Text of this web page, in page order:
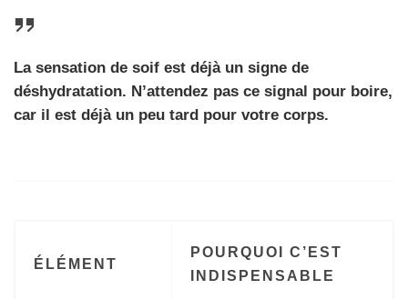
La sensation de soif est déjà un signe de
déshydratation. N’attendez pas ce signal pour boire,
car il est déjà un peu tard pour votre corps.
ÉLÉMENT
POURQUOI C’EST
INDISPENSABLE